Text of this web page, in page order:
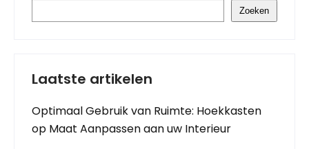
Zoeken
Laatste artikelen
Optimaal Gebruik van Ruimte: Hoekkasten
op Maat Aanpassen aan uw Interieur